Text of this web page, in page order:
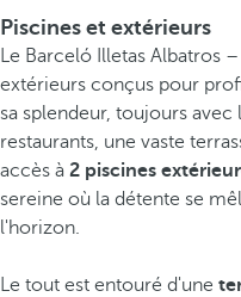
Piscines et extérieurs
Le Barceló Illetas Albatros
extérieurs conçus pour
sa splendeur, toujours
restaurants, une vaste
accès à 2 piscines
sereine où la détente se
l'horizon.
Le tout est entouré d'une